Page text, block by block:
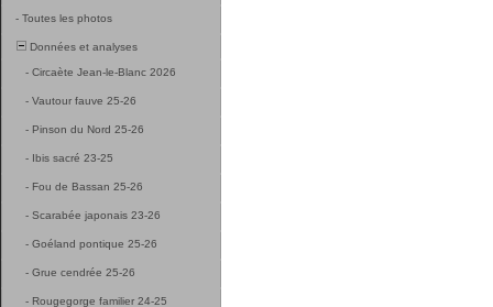
- Toutes les photos
Données et analyses
- Circaète Jean-le-Blanc 2026
- Vautour fauve 25-26
- Pinson du Nord 25-26
- Ibis sacré 23-25
- Fou de Bassan 25-26
- Scarabée japonais 23-26
- Goéland pontique 25-26
- Grue cendrée 25-26
- Rougegorge familier 24-25